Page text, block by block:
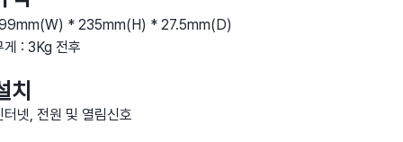
* 235mm(H) * 27.5mm(D)
게 : 3Kg 전후
치
터넷, 전원 및 열림신호